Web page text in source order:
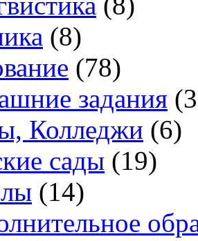
(8)
(78)
задания
Колледжи (6)
сады (19)
(14)